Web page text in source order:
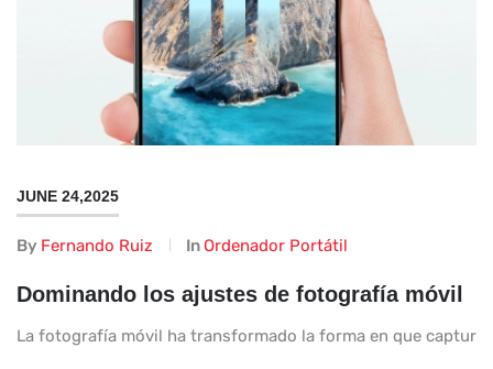
JUNE 24,2025
By Fernando Ruiz In Ordenador Portátil
Dominando los ajustes de fotografía móvil
La fotografía móvil ha transformado la forma en que